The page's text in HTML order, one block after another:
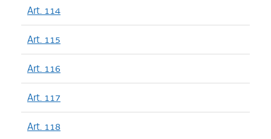
Art. 114
Art. 115
Art. 116
Art. 117
Art. 118